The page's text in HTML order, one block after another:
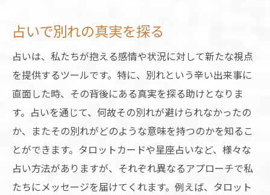
占いが示す再出発のサイン
心の整理術としての占い活用法
占いを利用した心のデトックス
占いを通じて自分を再発見する
別れの痛みを占いで癒し新しい未来を見つめる
占いで感情を解放し癒す
痛みを乗り越えるための占いの活用
未来への希望を占いで見つける
占いで別れの真実を探る
占いは、私たちが抱える感情や状況に対して新たな視点
を提供するツールです。特に、別れという辛い出来事に
直面した時、その背後にある真実を探る助けとなりま
す。占いを通じて、何故その別れが避けられなかったの
か、またその別れがどのような意味を持つのかを知るこ
とができます。タロットカードや星座占いなど、様々な
占い方法がありますが、それぞれ異なるアプローチで私
たちにメッセージを届けてくれます。例えば、タロット